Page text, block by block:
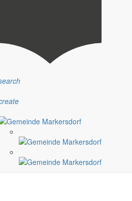
Öffnungszeiten und
erfolgt sind.
werden aufgegriffen.